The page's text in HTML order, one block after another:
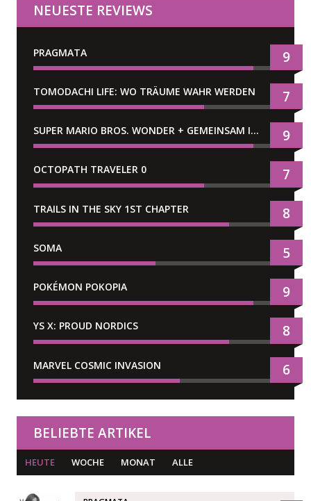
NEUESTE REVIEWS
PRAGMATA 9
TOMODACHI LIFE: WO TRÄUME WAHR WERDEN 7
SUPER MARIO BROS. WONDER + GEMEINSAM IM BELLABEL-PARK 9
OCTOPATH TRAVELER 0 7
TRAILS IN THE SKY 1ST CHAPTER 8
SOMA 5
POKÉMON POKOPIA 9
YS X: PROUD NORDICS 8
MARVEL COSMIC INVASION 6
BELIEBTE ARTIKEL
HEUTE WOCHE MONAT ALLE